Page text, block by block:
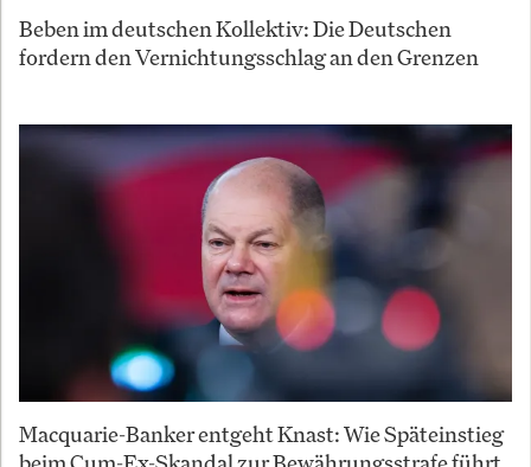
Beben im deutschen Kollektiv: Die Deutschen
fordern den Vernichtungsschlag an den Grenzen
Macquarie-Banker entgeht Knast: Wie Späteinstieg